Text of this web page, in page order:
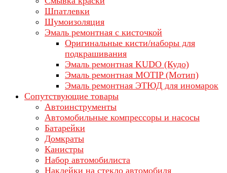
Шпатлевки
Шумоизоляция
Эмаль ремонтная с кисточкой
Оригинальные кисти/наборы для
подкрашивания
Эмаль ремонтная KUDO (Кудо)
Эмаль ремонтная MOTIP (Мотип)
Эмаль ремонтная ЭТЮД для иномарок
Сопутствующие товары
Автоинструменты
Автомобильные компрессоры и насосы
Батарейки
Домкраты
Канистры
Набор автомобилиста
Наклейки на стекло автомобиля